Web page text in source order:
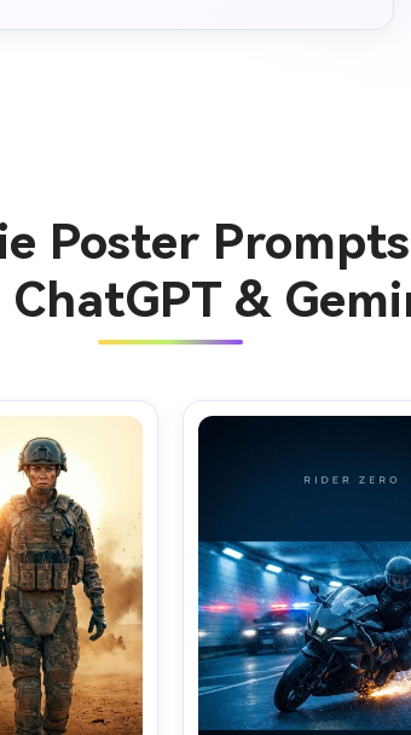
Poster
ChatGPT &